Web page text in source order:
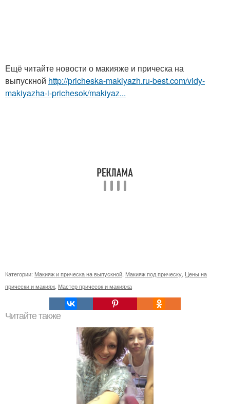
Ещё читайте новости о макияже и прическа на
выпускной http://pricheska-makiyazh.ru-best.com/vidy-
makiyazha-i-prichesok/makiyaz...
Категории: Макияж и прическа на выпускной Макияж под прическу Цены на
прически и макияж Мастер причесок и макияжа
Читайте также